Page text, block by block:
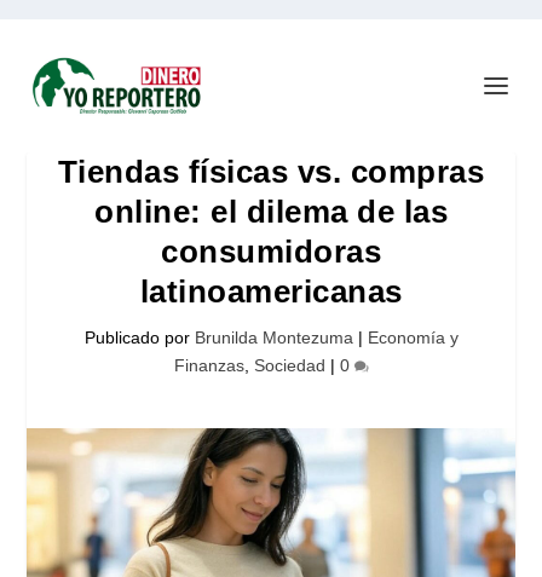
Tiendas físicas vs. compras
online: el dilema de las
consumidoras
latinoamericanas
Publicado por Brunilda Montezuma | Economía y
Finanzas, Sociedad | 0